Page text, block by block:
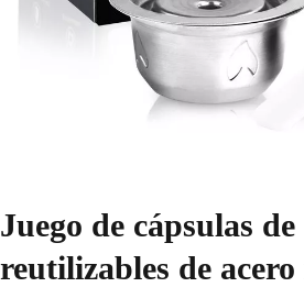
Juego de cápsulas
reutilizables de